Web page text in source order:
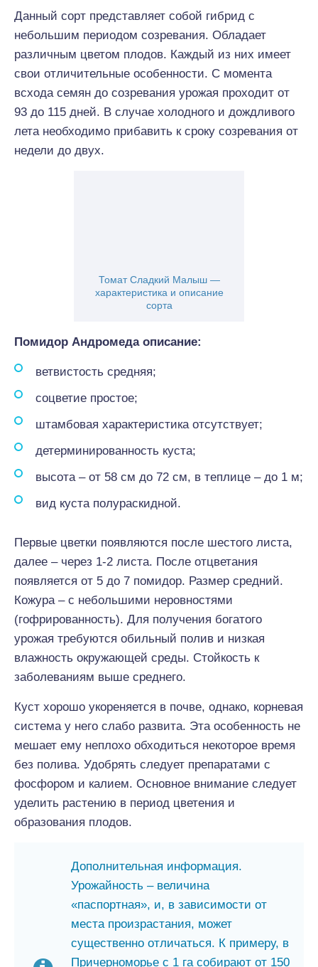
Данный сорт представляет собой гибрид с
небольшим периодом созревания. Обладает
различным цветом плодов. Каждый из них имеет
свои отличительные особенности. С момента
всхода семян до созревания урожая проходит от
93 до 115 дней. В случае холодного и дождливого
лета необходимо прибавить к сроку созревания от
недели до двух.
Томат Сладкий Малыш —
характеристика и описание
сорта
Помидор Андромеда описание:
ветвистость средняя;
соцветие простое;
штамбовая характеристика отсутствует;
детерминированность куста;
высота – от 58 см до 72 см, в теплице – до 1 м;
вид куста полураскидной.
Первые цветки появляются после шестого листа,
далее – через 1-2 листа. После отцветания
появляется от 5 до 7 помидор. Размер средний.
Кожура – с небольшими неровностями
(гофрированность). Для получения богатого
урожая требуются обильный полив и низкая
влажность окружающей среды. Стойкость к
заболеваниям выше среднего.
Куст хорошо укореняется в почве, однако, корневая
система у него слабо развита. Эта особенность не
мешает ему неплохо обходиться некоторое время
без полива. Удобрять следует препаратами с
фосфором и калием. Основное внимание следует
уделить растению в период цветения и
образования плодов.
Дополнительная информация.
Урожайность – величина
«паспортная», и, в зависимости от
места произрастания, может
существенно отличаться. К примеру, в
Причерноморье с 1 га собирают от 150